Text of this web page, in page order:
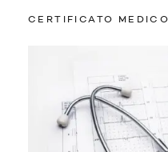
CERTIFICATO